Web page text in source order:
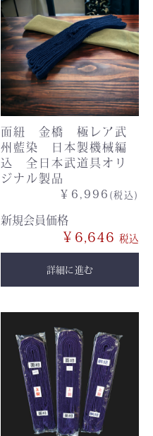
面紐 金橋 極レア武
州藍染 日本製機械編
込 全日本武道具オリ
ジナル製品
￥6,996 (税込)
新規会員価格
￥6,646
詳細に進む